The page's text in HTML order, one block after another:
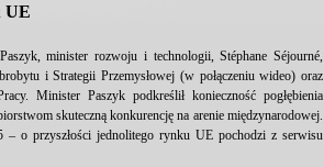
UE
minister rozwoju i technologii, Stéphane Séjourné,
i Strategii Przemysłowej (w połączeniu wideo) oraz
Minister Paszyk podkreślił konieczność pogłębienia
skuteczną konkurencję na arenie międzynarodowej.
o przyszłości jednolitego rynku UE pochodzi z serwisu